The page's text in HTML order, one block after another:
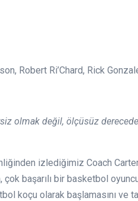
Robert Ri’Chard, Rick
olmak değil, ölçüsüz derecede
izlediğimiz Coach
çok başarılı bir basketbol
koçu olarak başlamasını ve